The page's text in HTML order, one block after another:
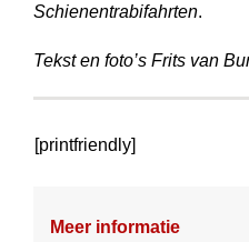
Schienentrabifahrten.
Tekst en foto’s Frits van
[printfriendly]
Meer informatie